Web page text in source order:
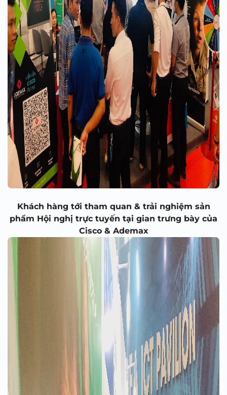
Khách hàng tới tham quan & trải nghiệm sản
phẩm Hội nghị trực tuyến tại gian trưng bày của
Cisco & Ademax